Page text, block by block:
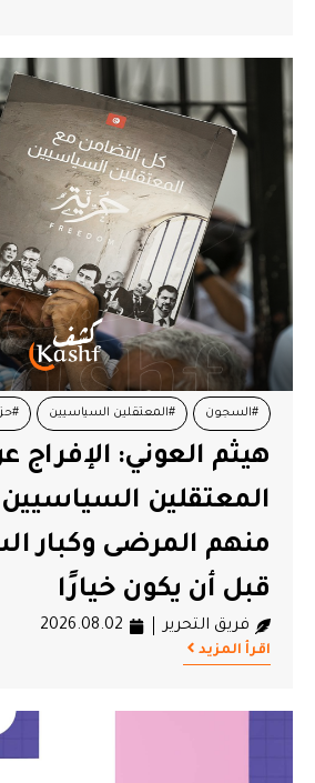
#السجون #المعتقلين السياسيين
#هيثم العوني
هيثم العوني: الإفراج
المعتقلين
منهم المرضى وكبار
قبل أن يكون خيارًا
فريق التحرير 2026.08.02
اقرأ المزيد